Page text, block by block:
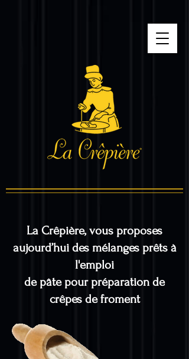
La Crêpière, vous proposes
aujourd’hui des mélanges prêts à
l'emploi
de pâte pour préparation de
crêpes de froment